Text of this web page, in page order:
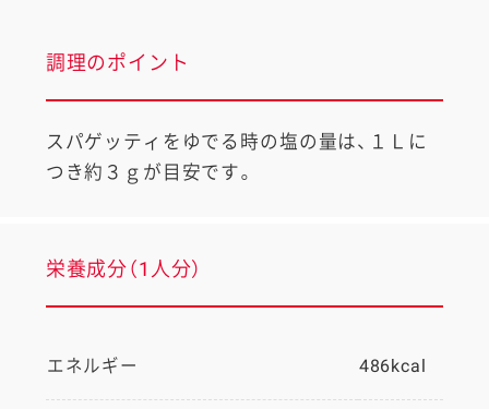
調理のポイント
スパゲッティをゆでる時の塩の量は、１Ｌに
つき約３ｇが目安です。
栄養成分（1人分）
エネルギー 486kcal